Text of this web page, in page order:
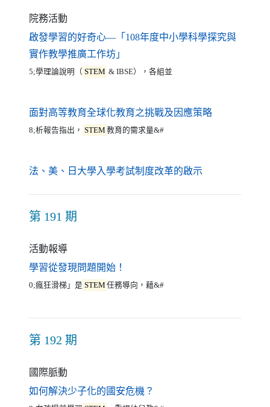
院務活動
啟發學習的好奇心—「108年度中小學科學探究與
實作教學推廣工作坊」
5;學理論說明（ STEM & IBSE），各組並
面對高等教育全球化教育之挑戰及因應策略（另開新視
8;析報告指出， STEM 教育的需求量&#
法、美、日大學入學考試制度改革的啟示
第 191 期
活動報導
學習從發現問題開始！
0;瘋狂滑梯」是 STEM 任務導向，藉&#
第 192 期
國際脈動
如何解決少子化的國安危機？